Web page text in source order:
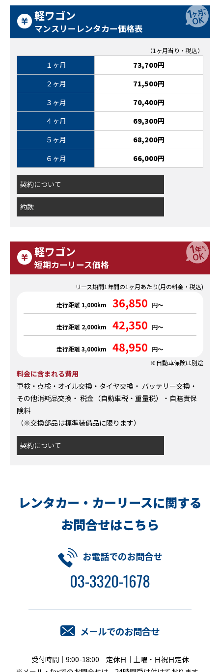
お知らせ
新入庫情報
キャンペーン
会社案内
アクセス
プライバシーポリシー
特定商取引に基づく表示
サイトマップ
キャンペーン情報 クルマのミニ知識 お問合せ・お見積り
〒160-0023 東京都新宿区西新宿5-17-4
03-3320-1678
営業時間｜9:00～18:00
軽ワゴン
マンスリーレンタカー価格表
（1ヶ月当り・税込）
１ヶ月
73,700円
２ヶ月
71,500円
３ヶ月
70,400円
４ヶ月
69,300円
５ヶ月
68,200円
６ヶ月
66,000円
契約について
約款
軽ワゴン
短期カーリース価格
リース期間1年間の1ヶ月あたり(月の料金・税込)
走行距離 1,000km 36,850 円～
走行距離 2,000km 42,350 円～
走行距離 3,000km 48,950 円～
※自動車保険は別途
料金に含まれる費用
車検・点検・オイル交換・タイヤ交換・ バッテリー交換・
その他消耗品交換・ 税金（自動車税・重量税）・自賠責保
険料
（※交換部品は標準装備品に限ります）
契約について
レンタカー・カーリースに関する
お問合せはこちら
お電話でのお問合せ
03-3320-1678
メールでのお問合せ
受付時間｜9:00-18:00 定休日｜土曜・日祝日定休